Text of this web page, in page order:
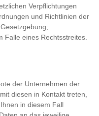
Verpflichtungen
und Richtlinien der
Falle eines Rechtsstreites.
der Unternehmen der
diesen in Kontakt treten,
in diesem Fall